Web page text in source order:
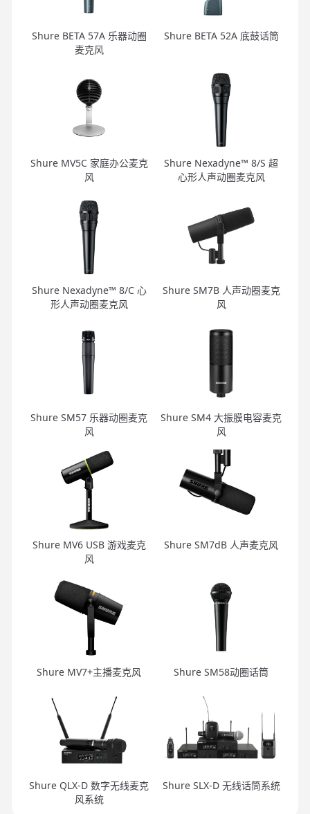
Shure BETA 57A 乐器动圈
麦克风
Shure BETA 52A 底鼓话筒
Shure MV5C 家庭办公麦克
风
Shure Nexadyne™ 8/S 超
心形人声动圈麦克风
Shure Nexadyne™ 8/C 心
形人声动圈麦克风
Shure SM7B 人声动圈麦克
风
Shure SM57 乐器动圈麦克
风
Shure SM4 大振膜电容麦克
风
Shure MV6 USB 游戏麦克
风
Shure SM7dB 人声麦克风
Shure MV7+主播麦克风 Shure SM58动圈话筒
Shure QLX-D 数字无线麦克
风系统
Shure SLX-D 无线话筒系统